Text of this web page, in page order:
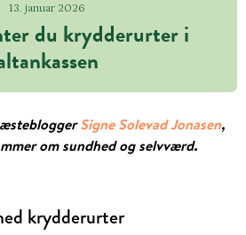
13. januar 2026
du krydderurter i
Signe Solevad Jonasen,
om sundhed og selvværd.
krydderurter